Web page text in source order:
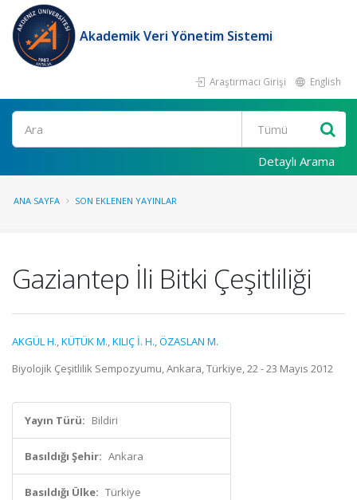
Akademik Veri Yönetim Sistemi
Araştırmacı Girişi English
Ara
Detaylı Arama
ANA SAYFA SON EKLENEN YAYINLAR
Gaziantep İli Bitki Çeşitliliği
AKGÜL H.,KÜTÜK M.,KILIÇ İ. H.,ÖZASLAN M.
Biyolojik Çeşitlilik Sempozyumu, Ankara, Türkiye, 22 - 23 Mayıs 2012
Yayın Türü: Bildiri
Basıldığı Şehir: Ankara
Basıldığı Ülke: Türkiye